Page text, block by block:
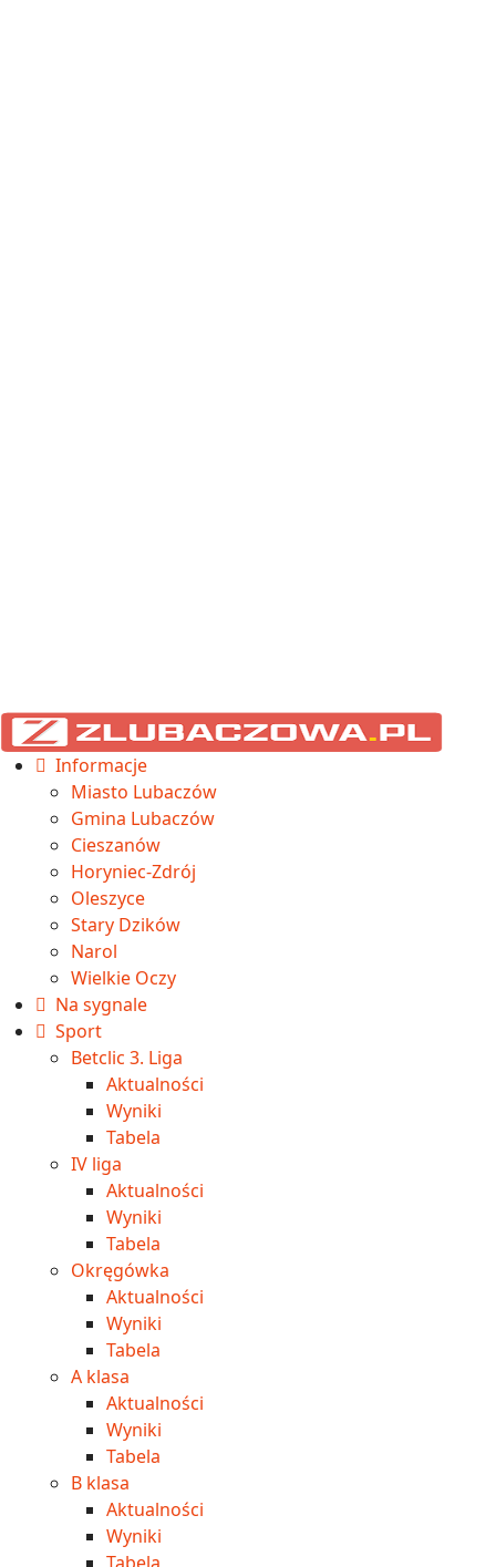
Informacje
Miasto Lubaczów
Gmina Lubaczów
Cieszanów
Horyniec-Zdrój
Oleszyce
Stary Dzików
Narol
Wielkie Oczy
Na sygnale
Sport
Betclic 3. Liga
Aktualności
Wyniki
Tabela
IV liga
Aktualności
Wyniki
Tabela
Okręgówka
Aktualności
Wyniki
Tabela
A klasa
Aktualności
Wyniki
Tabela
B klasa
Aktualności
Wyniki